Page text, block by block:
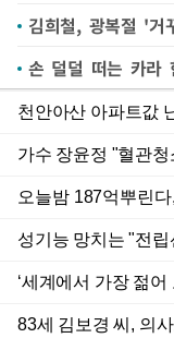
김희철, 광복절 '거
손 덜덜 떠는 카라